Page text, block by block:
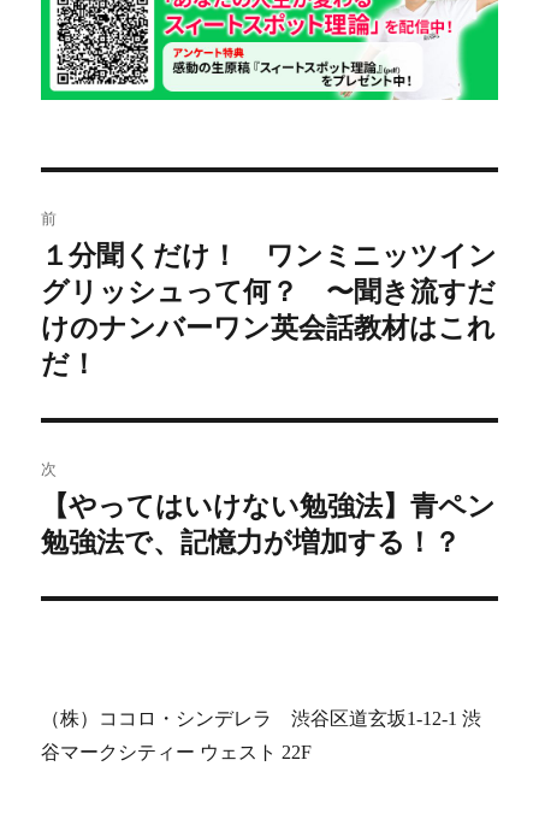
リ
ー
稿
ナ
ビ
シ
ョ
ン
前
前
の
投
稿:
１分聞くだけ！ ワンミニッツイン
グリッシュって何？ 〜聞き流すだ
けのナンバーワン英会話教材はこれ
だ！
次
の
稿:
【やってはいけない勉強法】青ペン
勉強法で、記憶力が増加する！？
（株）ココロ・シンデレラ 渋谷区道玄坂1-12-1 渋
谷マークシティー ウェスト 22F